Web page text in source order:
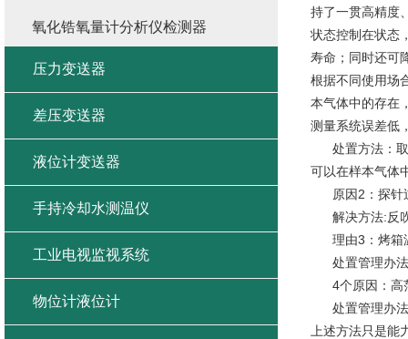
持了一贯高精度
状态控制在状态
寿命；同时还可
根据不同使用场
本气体中的存在
测量系统误差低
处置方法：取
可以在样本气体
原因2：探针
解决方法:反吹
理由3：烤箱
处置管理办法
4个原因：高
处置管理办法
上述方法只是
氧化锆氧量计分析仪检测器
压力变送器
差压变送器
液位计变送器
手持冷却水测温仪
工业电视监视系统
物位计液位计